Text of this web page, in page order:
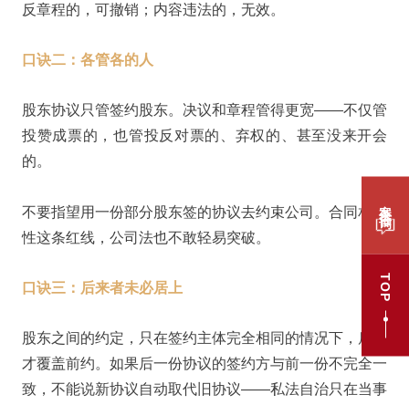
TOP
反章程的，可撤销；内容违法的，无效。
口诀二：各管各的人
股东协议只管签约股东。决议和章程管得更宽——不仅管
投赞成票的，也管投反对票的、弃权的、甚至没来开会
的。
不要指望用一份部分股东签的协议去约束公司。合同相对
性这条红线，公司法也不敢轻易突破。
口诀三：后来者未必居上
股东之间的约定，只在签约主体完全相同的情况下，后约
才覆盖前约。如果后一份协议的签约方与前一份不完全一
致，不能说新协议自动取代旧协议——私法自治只在当事